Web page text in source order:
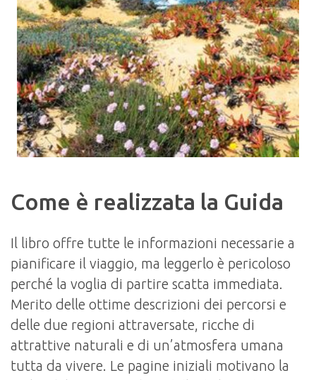
Come è realizzata la Guida
Il libro offre tutte le informazioni necessarie a
pianificare il viaggio, ma leggerlo è pericoloso
perché la voglia di partire scatta immediata.
Merito delle ottime descrizioni dei percorsi e
delle due regioni attraversate, ricche di
attrattive naturali e di un’atmosfera umana
tutta da vivere. Le pagine iniziali motivano la